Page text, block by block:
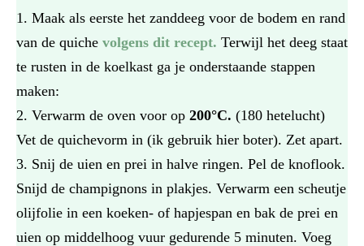
Maak als eerste het zanddeeg voor de bodem en rand
van de quiche volgens dit recept. Terwijl het deeg staat
te rusten in de koelkast ga je onderstaande stappen
maken:
Verwarm de oven voor op 200°C. (180 hetelucht)
Vet de quichevorm in (ik gebruik hier boter). Zet apart.
Snij de uien en prei in halve ringen. Pel de knoflook.
Snijd de champignons in plakjes. Verwarm een scheutje
olijfolie in een koeken- of hapjespan en bak de prei en
uien op middelhoog vuur gedurende 5 minuten. Voeg